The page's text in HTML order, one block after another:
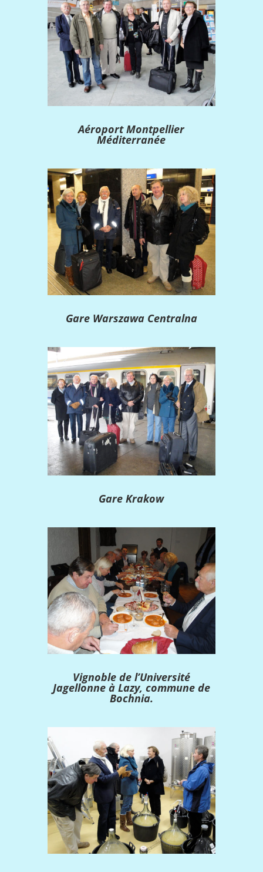
Aéroport Montpellier
Méditerranée
Gare Warszawa Centralna
Gare Krakow
Vignoble de l’Université
Jagellonne à Lazy, commune de
Bochnia.